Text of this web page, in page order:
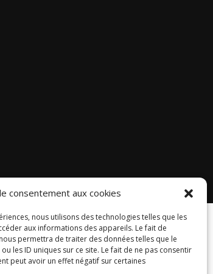
consentement aux cookies
nous utilisons des technologies telles que les
aux informations des appareils. Le fait de
permettra de traiter des données telles que le
les ID uniques sur ce site. Le fait de ne pas consentir
peut avoir un effet négatif sur certaines